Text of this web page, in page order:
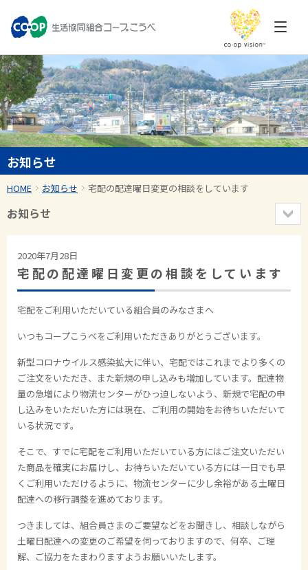
お知らせ
HOME お知らせ 宅配の配達曜日変更の相談をしています
お知らせ
2020年7月28日
宅配の配達曜日変更の相談をしています
宅配をご利用いただいている組合員のみなさまへ
いつもコープこうべをご利用いただきありがとうございます。
新型コロナウイルス感染拡大に伴い、宅配ではこれまでより多くの
ご注文をいただき、また新規の申し込みも増加しています。配達物
量の急増により物流センターがひっ迫しないよう、新規で宅配の申
し込みをいただいた方には現在、ご利用の開始をお待ちいただいて
いる状況です。
そこで、すでに宅配をご利用いただいている方にはご注文いただい
た商品を確実にお届けし、お待ちいただいている方には一日でも早
くご利用いただけるように、物流センターに少し余裕がある土曜日
配達への移行調整を進めております。
つきましては、組合員さまのご要望などをお聞きし、相談しながら
土曜日配達への変更のご希望を伺っておりますので、何卒、ご理
解、ご協力をたまわりますようお願いいたします。